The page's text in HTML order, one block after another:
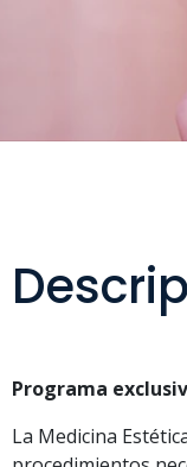
Programa
La Medicina